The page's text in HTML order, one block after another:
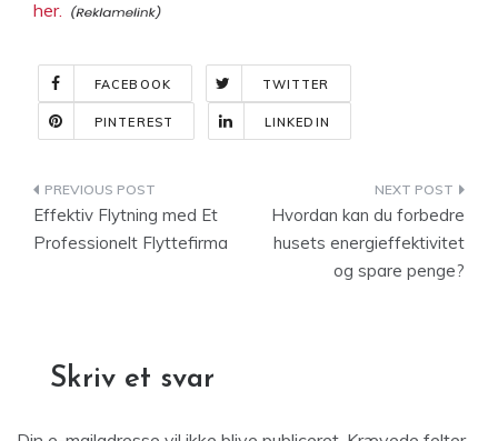
her.
FACEBOOK TWITTER
PINTEREST LINKEDIN
Indlægsnavigation
Effektiv Flytning med Et
Professionelt Flyttefirma
Hvordan kan du forbedre
husets energieffektivitet
og spare penge?
Skriv et svar